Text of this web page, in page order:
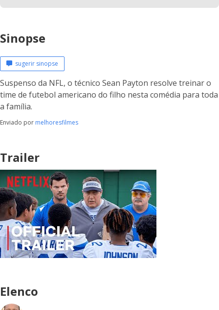
Sinopse
sugerir sinopse
Suspenso da NFL, o técnico Sean Payton resolve treinar o
time de futebol americano do filho nesta comédia para toda
a família.
Enviado por melhoresfilmes
Trailer
Elenco